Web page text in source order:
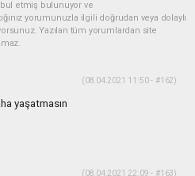
etmiş bulunuyor ve
yorumunuzla ilgili doğrudan veya dolaylı
Yazılan tüm yorumlardan site
(08.04.2021 11:50 - #162)
yaşatmasın
(08.04.2021 22:09 - #163)